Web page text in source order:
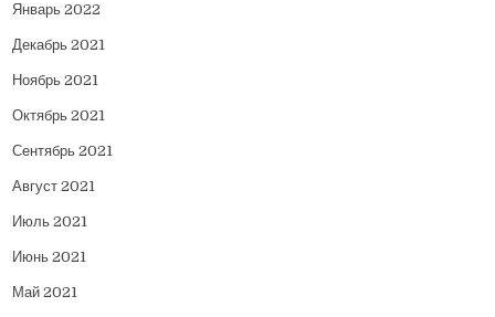
Январь 2022
Декабрь 2021
Ноябрь 2021
Октябрь 2021
Сентябрь 2021
Август 2021
Июль 2021
Июнь 2021
Май 2021